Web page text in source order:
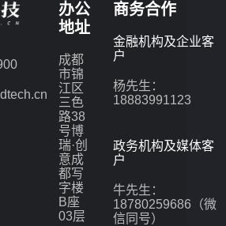
办公
地址
成都
市锦
江区
三色
路38
号博
瑞·创
意成
都写
字楼
B座
03层
商务合作
金融机构及企业客
户
杨先生：
18883991123
政务机构及媒体客
户
牛先生：
18780259686（微
信同号）